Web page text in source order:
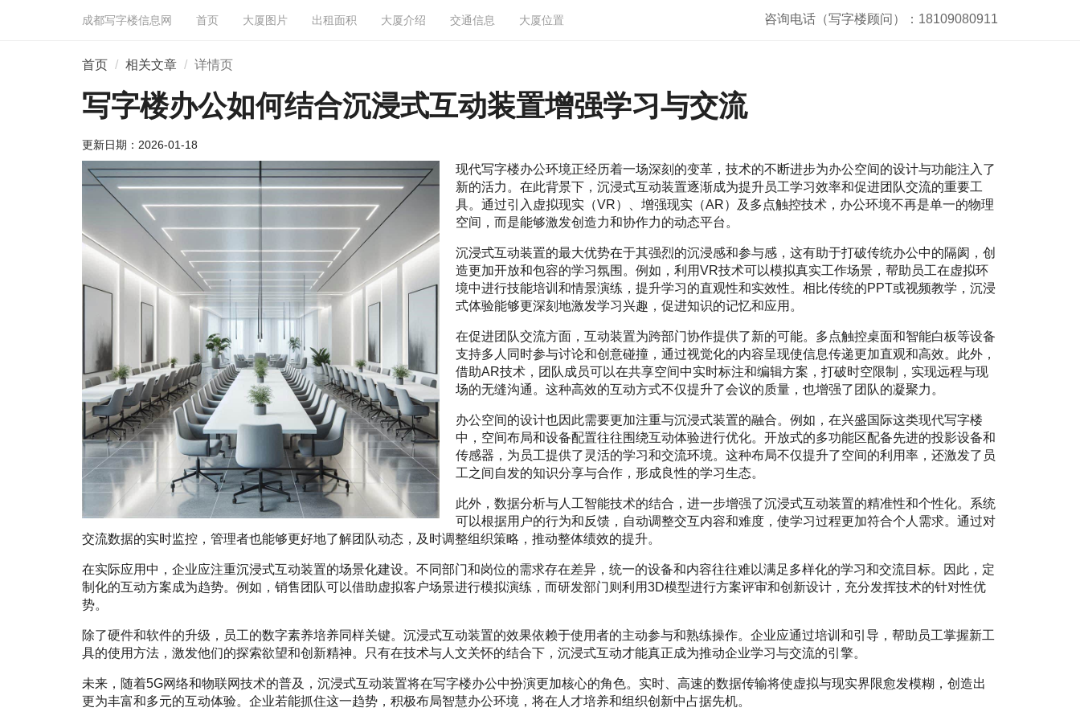
成都写字楼信息网 首页 大厦图片 出租面积 大厦介绍 交通信息 大厦位置 咨询电话（写字楼顾问）：18109080911
首页 相关文章 详情页
写字楼办公如何结合沉浸式互动装置增强学习与交流
更新日期： 2026-01-18
现代写字楼办公环境正经历着一场深刻的变革，技术的不断进步为办公空间的设计与功能注入了
新的活力。在此背景下，沉浸式互动装置逐渐成为提升员工学习效率和促进团队交流的重要工
具。通过引入虚拟现实（VR）、增强现实（AR）及多点触控技术，办公环境不再是单一的物理
空间，而是能够激发创造力和协作力的动态平台。
沉浸式互动装置的最大优势在于其强烈的沉浸感和参与感，这有助于打破传统办公中的隔阂，创
造更加开放和包容的学习氛围。例如，利用VR技术可以模拟真实工作场景，帮助员工在虚拟环
境中进行技能培训和情景演练，提升学习的直观性和实效性。相比传统的PPT或视频教学，沉浸
式体验能够更深刻地激发学习兴趣，促进知识的记忆和应用。
在促进团队交流方面，互动装置为跨部门协作提供了新的可能。多点触控桌面和智能白板等设备
支持多人同时参与讨论和创意碰撞，通过视觉化的内容呈现使信息传递更加直观和高效。此外，
借助AR技术，团队成员可以在共享空间中实时标注和编辑方案，打破时空限制，实现远程与现
场的无缝沟通。这种高效的互动方式不仅提升了会议的质量，也增强了团队的凝聚力。
办公空间的设计也因此需要更加注重与沉浸式装置的融合。例如，在兴盛国际这类现代写字楼
中，空间布局和设备配置往往围绕互动体验进行优化。开放式的多功能区配备先进的投影设备和
传感器，为员工提供了灵活的学习和交流环境。这种布局不仅提升了空间的利用率，还激发了员
工之间自发的知识分享与合作，形成良性的学习生态。
此外，数据分析与人工智能技术的结合，进一步增强了沉浸式互动装置的精准性和个性化。系统
可以根据用户的行为和反馈，自动调整交互内容和难度，使学习过程更加符合个人需求。通过对
交流数据的实时监控，管理者也能够更好地了解团队动态，及时调整组织策略，推动整体绩效的提升。
在实际应用中，企业应注重沉浸式互动装置的场景化建设。不同部门和岗位的需求存在差异，统一的设备和内容往往难以满足多样化的学习和交流目标。因此，定
制化的互动方案成为趋势。例如，销售团队可以借助虚拟客户场景进行模拟演练，而研发部门则利用3D模型进行方案评审和创新设计，充分发挥技术的针对性优
势。
除了硬件和软件的升级，员工的数字素养培养同样关键。沉浸式互动装置的效果依赖于使用者的主动参与和熟练操作。企业应通过培训和引导，帮助员工掌握新工
具的使用方法，激发他们的探索欲望和创新精神。只有在技术与人文关怀的结合下，沉浸式互动才能真正成为推动企业学习与交流的引擎。
未来，随着5G网络和物联网技术的普及，沉浸式互动装置将在写字楼办公中扮演更加核心的角色。实时、高速的数据传输将使虚拟与现实界限愈发模糊，创造出
更为丰富和多元的互动体验。企业若能抓住这一趋势，积极布局智慧办公环境，将在人才培养和组织创新中占据先机。